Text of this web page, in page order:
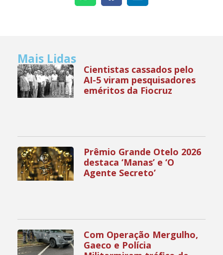
Mais Lidas
Cientistas cassados pelo
AI-5 viram pesquisadores
eméritos da Fiocruz
Prêmio Grande Otelo 2026
destaca ‘Manas’ e ‘O
Agente Secreto’
Com Operação Mergulho,
Gaeco e Polícia